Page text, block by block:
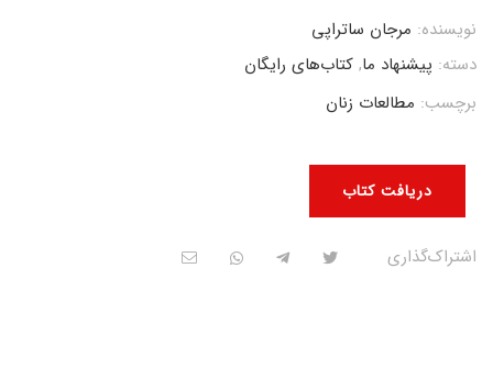
دریافت کتاب
نویسنده: مرجان ساتراپی
دسته: پیشنهاد ما, کتاب‌های رایگان
برچسب: مطالعات زنان
اشتراک‌گذاری